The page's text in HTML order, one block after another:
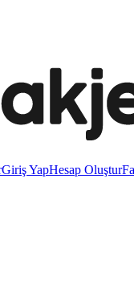
Giriş YapHesap Oluştur